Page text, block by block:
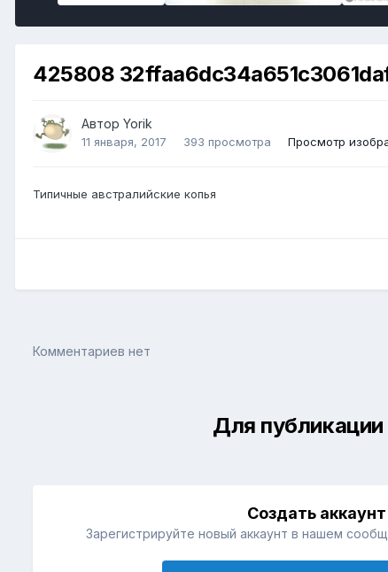
425808
Автор Yorik
11 января, 2017 393 просмотра Просмотр
Типичные австралийские копья
Комментариев нет
Для публикации
Создать аккаунт
Зарегистрируйте новый аккаунт в нашем